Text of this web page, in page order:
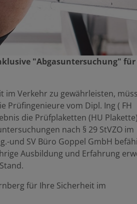
"Abgasuntersuchung" für
im Verkehr zu gewährleisten,
Prüfingenieure vom Dipl. Ing ( FH
die Prüfplaketten (HU
nach § 29 StVZO im
und SV Büro Goppel GmbH
Ausbildung und Erfahrung
für Ihre Sicherheit im